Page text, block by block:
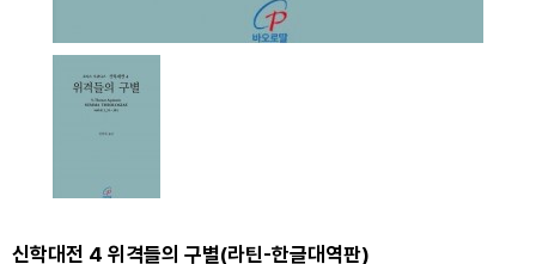
신학대전 4 위격들의 구별(라틴-한글대역판)